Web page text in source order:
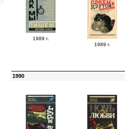
1989 г.
1989 г.
1990